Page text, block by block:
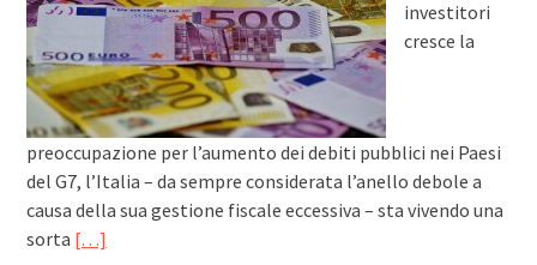
investitori
cresce la
preoccupazione per l’aumento dei debiti pubblici nei Paesi
del G7, l’Italia – da sempre considerata l’anello debole a
causa della sua gestione fiscale eccessiva – sta vivendo una
sorta […]